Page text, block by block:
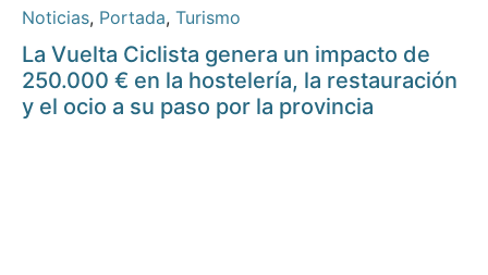
Noticias, Portada, Turismo
La Vuelta Ciclista genera un impacto de
250.000 € en la hostelería, la restauración
y el ocio a su paso por la provincia